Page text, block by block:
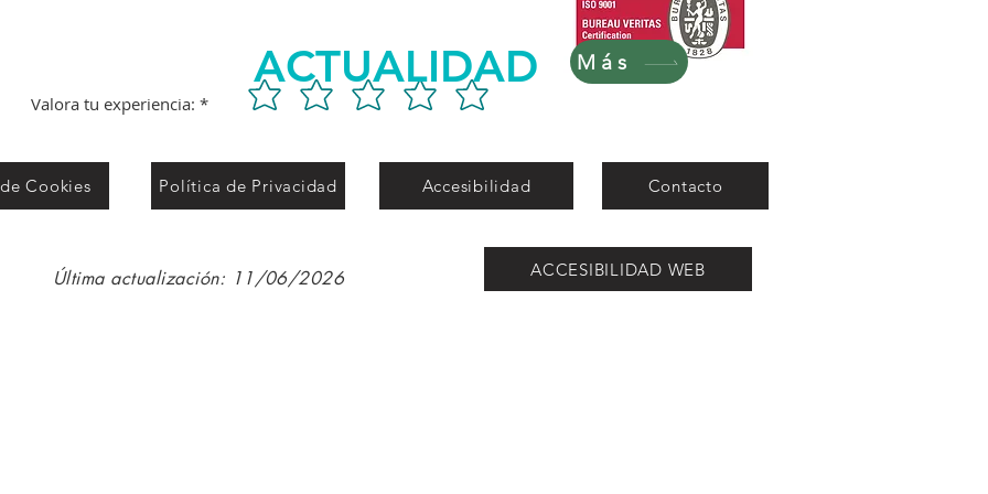
Valora tu experiencia:
ACTUALIDAD Más
Cookies Política de Privacidad Accesibilidad Contacto
Última actualización: 11/06/2026 ACCESIBILIDAD WEB